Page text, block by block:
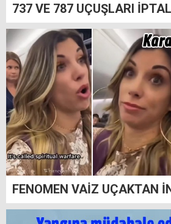
737 VE 787 UÇUŞLARI
FENOMEN VAİZ UÇAKTAN